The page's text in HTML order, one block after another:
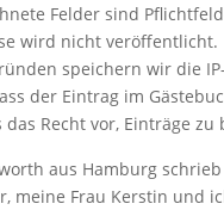
Felder sind
wird nicht veröffentlicht.
speichern wir die
der Eintrag im
Recht vor, Einträge
aus Hamburg
meine Frau Kerstin und